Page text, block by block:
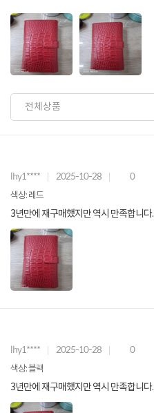
lhy1**** 2025-10-28 0
색상: 레드
3년만에 재구매했지만 역시 만족합니다.
lhy1**** 2025-10-28 0
색상: 블랙
3년만에 재구매했지만 역시 만족합니다.